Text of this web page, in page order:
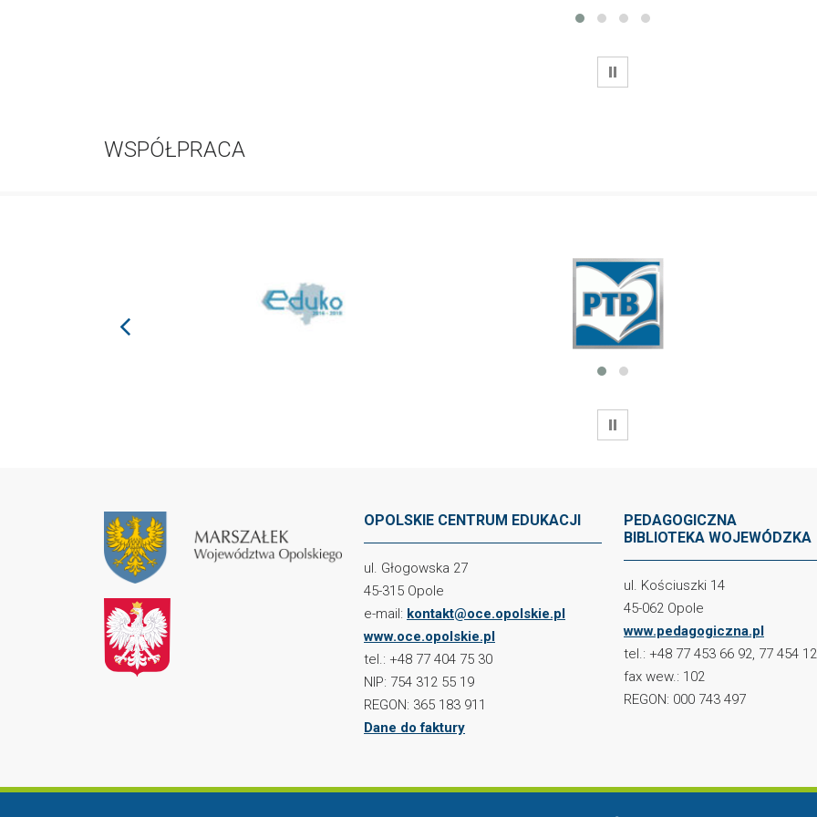
WSTRZYMAJ
WSPÓŁPRACA
prev
WSTRZYMAJ
OPOLSKIE CENTRUM EDUKACJI
ul. Głogowska 27
45-315 Opole
e-mail: kontakt@oce.opolskie.pl
www.oce.opolskie.pl
tel.: +48 77 404 75 30
NIP: 754 312 55 19
REGON: 365 183 911
Dane do faktury
PEDAGOGICZNA
BIBLIOTEKA WOJEWÓDZKA
ul. Kościuszki 14
45-062 Opole
www.pedagogiczna.pl
tel.: +48 77 453 66 92, 77 454
fax wew.: 102
REGON: 000 743 497